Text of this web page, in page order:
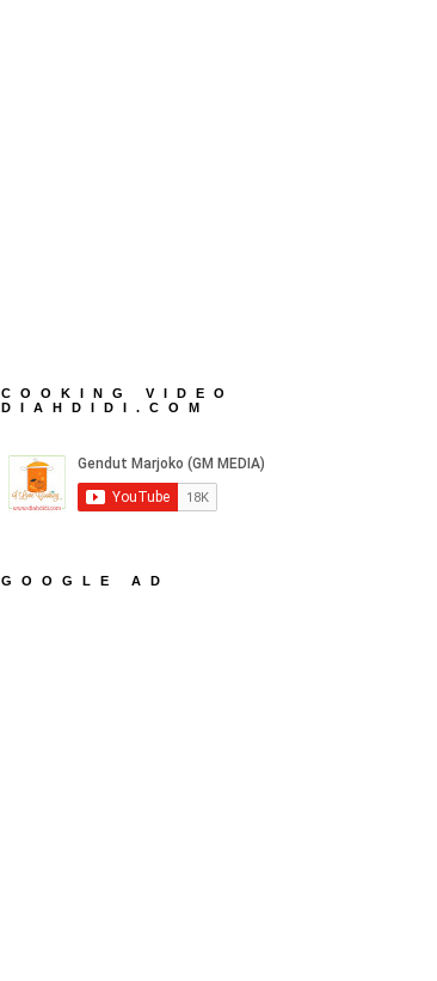
COOKING VIDEO
DIAHDIDI.COM
GOOGLE AD